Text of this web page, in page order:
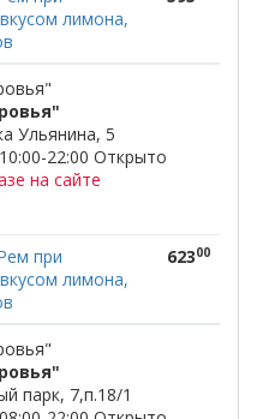
лимона,
Ульянина, 5
22:00 Открыто
на сайте
при
лимона,
62300
парк, 7,п.18/1